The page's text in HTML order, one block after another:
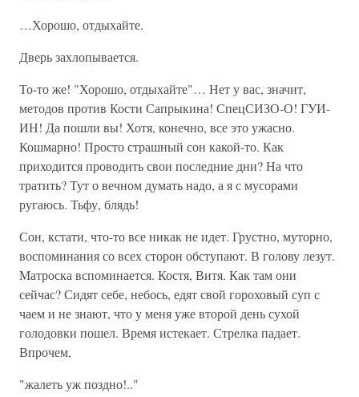
…Хорошо, отдыхайте.
Дверь захлопывается.
То-то же! "Хорошо, отдыхайте"… Нет у вас, значит,
методов против Кости Сапрыкина! СпецСИЗО-О! ГУИ-
ИН! Да пошли вы! Хотя, конечно, все это ужасно.
Кошмарно! Просто страшный сон какой-то. Как
приходится проводить свои последние дни? На что
тратить? Тут о вечном думать надо, а я с мусорами
ругаюсь. Тьфу, блядь!
Сон, кстати, что-то все никак не идет. Грустно, муторно,
воспоминания со всех сторон обступают. В голову лезут.
Матроска вспоминается. Костя, Витя. Как там они
сейчас? Сидят себе, небось, едят свой гороховый суп с
чаем и не знают, что у меня уже второй день сухой
голодовки пошел. Время истекает. Стрелка падает.
Впрочем,
"жалеть уж поздно!.."